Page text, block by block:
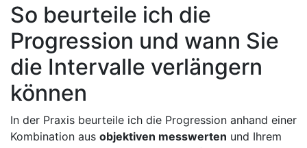
So⁤ beurteile ich die
Progression und wann Sie
die Intervalle verlängern
können
In der Praxis beurteile ich die ​Progression⁢ anhand einer
Kombination ‍aus objektiven messwerten und ​Ihrem